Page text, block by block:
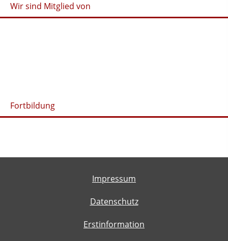
Wir sind Mitglied von
Fortbildung
Impressum
Datenschutz
Erstinformation